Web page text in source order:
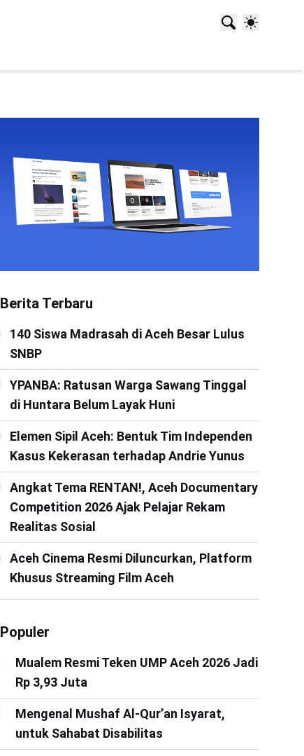
Berita Terbaru
140 Siswa Madrasah di Aceh Besar Lulus
SNBP
YPANBA: Ratusan Warga Sawang Tinggal
di Huntara Belum Layak Huni
Elemen Sipil Aceh: Bentuk Tim Independen
Kasus Kekerasan terhadap Andrie Yunus
Angkat Tema RENTAN!, Aceh Documentary
Competition 2026 Ajak Pelajar Rekam
Realitas Sosial
Aceh Cinema Resmi Diluncurkan, Platform
Khusus Streaming Film Aceh
Populer
Mualem Resmi Teken UMP Aceh 2026 Jadi
Rp 3,93 Juta
Mengenal Mushaf Al-Qur’an Isyarat,
untuk Sahabat Disabilitas